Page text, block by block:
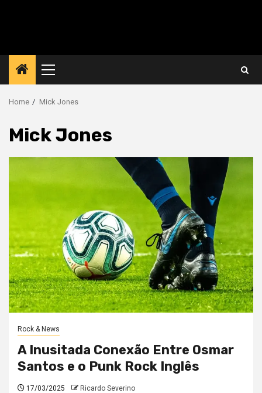
Primary
Menu
Home Mick Jones
Mick Jones
Rock & News
A Inusitada Conexão Entre Osmar
Santos e o Punk Rock Inglês
17/03/2025 Ricardo Severino